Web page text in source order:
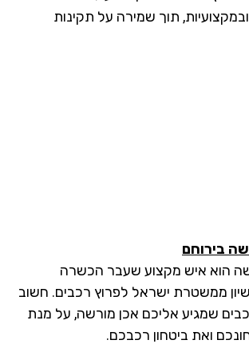
תוך שמירה על תקינות
איש מקצוע שעבר הכשרה
ממשטרת ישראל לפרוץ רכבים. חשוב
אליכם אכן מורשה, על מנת
ביטחון רכבכם.